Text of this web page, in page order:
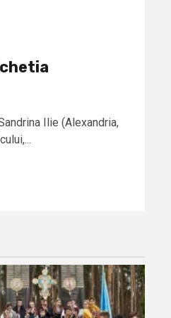
Ilie (Alexandria,